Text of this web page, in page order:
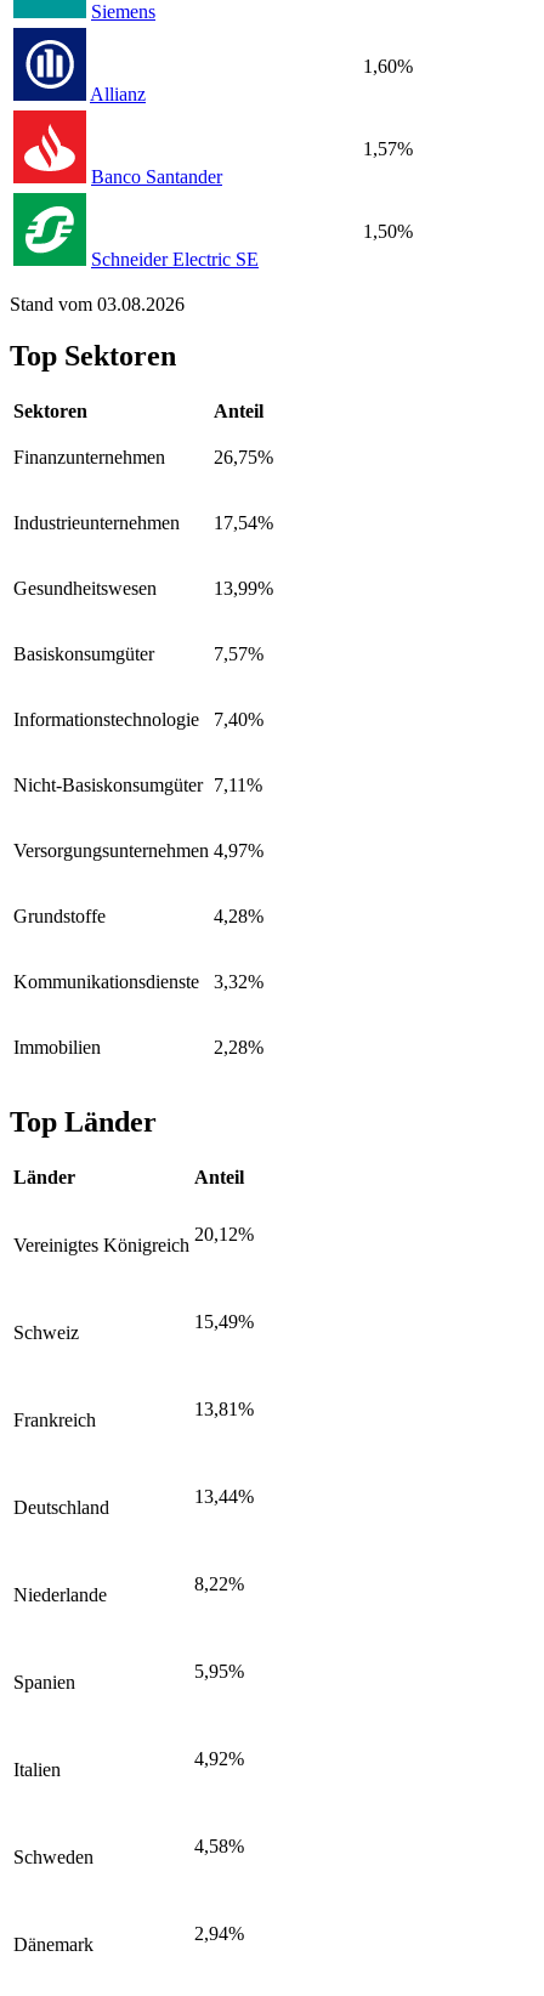
Siemens
Allianz
1,60%
Banco Santander
1,57%
Schneider Electric SE
1,50%
Stand vom 03.08.2026
Top Sektoren
Sektoren Anteil
Finanzunternehmen 26,75%
Industrieunternehmen 17,54%
Gesundheitswesen 13,99%
Basiskonsumgüter 7,57%
Informationstechnologie 7,40%
Nicht-Basiskonsumgüter 7,11%
Versorgungsunternehmen 4,97%
Grundstoffe 4,28%
Kommunikationsdienste 3,32%
Immobilien 2,28%
Top Länder
Länder Anteil
Vereinigtes Königreich
20,12%
Schweiz
15,49%
Frankreich
13,81%
Deutschland
13,44%
Niederlande
8,22%
Spanien
5,95%
Italien
4,92%
Schweden
4,58%
Dänemark
2,94%